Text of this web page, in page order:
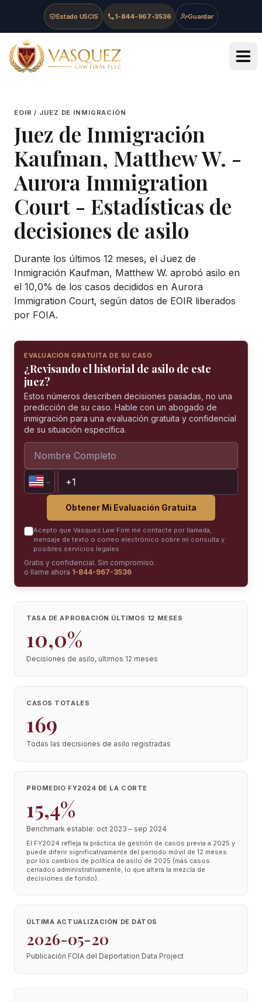
Skip to main content
Skip to navigation
Skip to footer
Estado USCIS 1-844-967-3536 Guardar
Vasquez Law Firm - Home
EOIR / JUEZ DE INMIGRACIÓN
Juez de Inmigración
Kaufman, Matthew W. -
Aurora Immigration
Court - Estadísticas de
decisiones de asilo
Durante los últimos 12 meses, el Juez de
Inmigración Kaufman, Matthew W. aprobó asilo en
el 10,0% de los casos decididos en Aurora
Immigration Court, según datos de EOIR liberados
por FOIA.
EVALUACIÓN GRATUITA DE SU CASO
¿Revisando el historial de asilo de este
juez?
Estos números describen decisiones pasadas, no una
predicción de su caso. Hable con un abogado de
inmigración para una evaluación gratuita y confidencial
de su situación específica.
Obtener Mi Evaluación Gratuita
Acepto que Vasquez Law Firm me contacte por llamada,
mensaje de texto o correo electrónico sobre mi consulta y
posibles servicios legales.
Gratis y confidencial. Sin compromiso.
o llame ahora 1-844-967-3536
TASA DE APROBACIÓN ÚLTIMOS 12 MESES
10,0%
Decisiones de asilo, últimos 12 meses
CASOS TOTALES
169
Todas las decisiones de asilo registradas
PROMEDIO FY2024 DE LA CORTE
15,4%
Benchmark estable: oct 2023 – sep 2024
El FY2024 refleja la práctica de gestión de casos previa a 2025 y
puede diferir significativamente del periodo móvil de 12 meses
por los cambios de política de asilo de 2025 (más casos
cerrados administrativamente, lo que altera la mezcla de
decisiones de fondo).
ÚLTIMA ACTUALIZACIÓN DE DATOS
2026-05-20
Publicación FOIA del Deportation Data Project